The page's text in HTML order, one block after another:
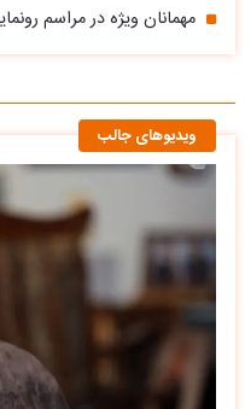
مهمانان ویژه در مراسم
ویدیوهای جالب